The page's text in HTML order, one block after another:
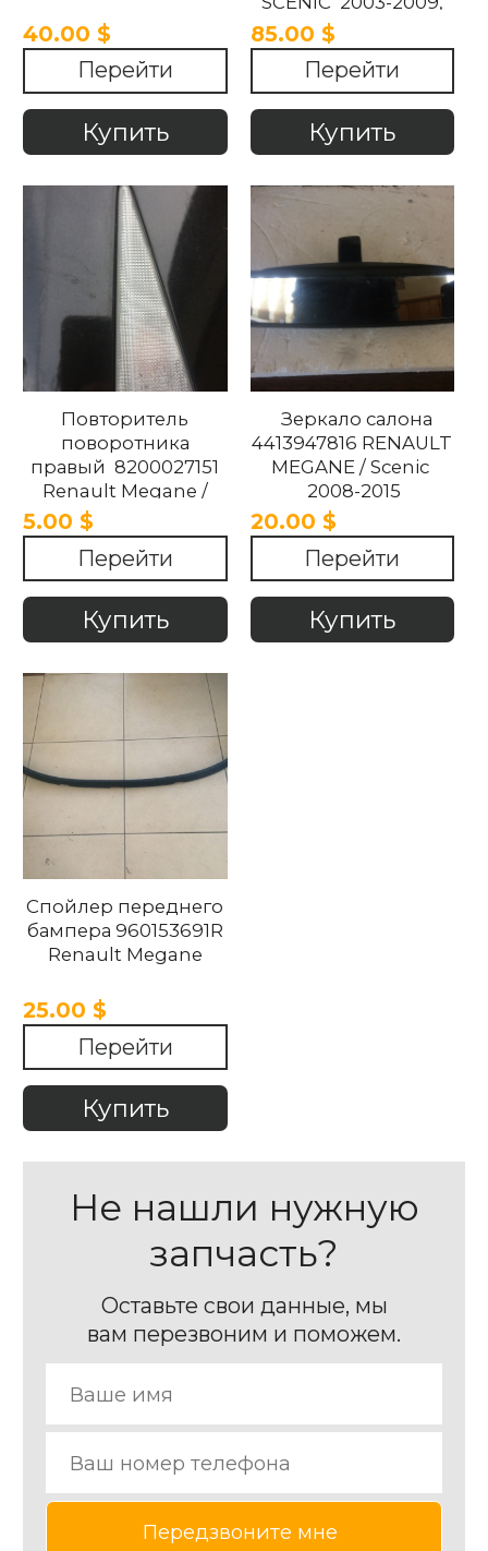
40.00 $
Перейти
Купить
85.00 $
Перейти
Купить
Повторитель
поворотника
правый 8200027151
Renault Megane /
Scenic 2003-2009
5.00 $
Перейти
Купить
Зеркало салона
4413947816 RENAULT
MEGANE / Scenic
2008-2015
20.00 $
Перейти
Купить
Спойлер переднего
бампера 960153691R
Renault Megane
25.00 $
Перейти
Купить
Не нашли нужную
запчасть?
Оставьте свои данные, мы
вам перезвоним и поможем.